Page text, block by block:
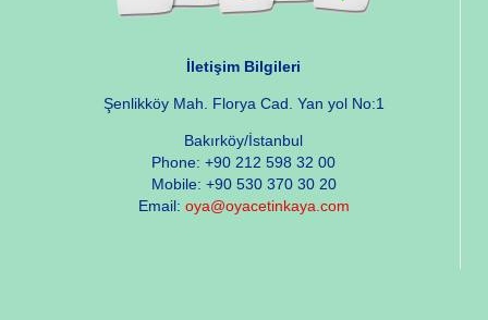
İletişim Bilgileri
Şenlikköy Mah. Florya Cad. Yan yol No:1
Bakırköy/İstanbul
Phone: +90 212 598 32 00
Mobile: +90 530 370 30 20
Email: oya@oyacetinkaya.com